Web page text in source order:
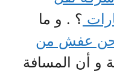
؟ . و ما
عفش من
و أن المسافة